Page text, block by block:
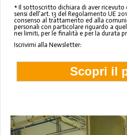
* Il sottoscritto dichiara di aver
sensi dell'art. 13 del Regolamento UE
consenso al trattamento ed alla
personali con particolare riguardo a
nei limiti, per le finalità e per la durata
Iscrivimi alla Newsletter: